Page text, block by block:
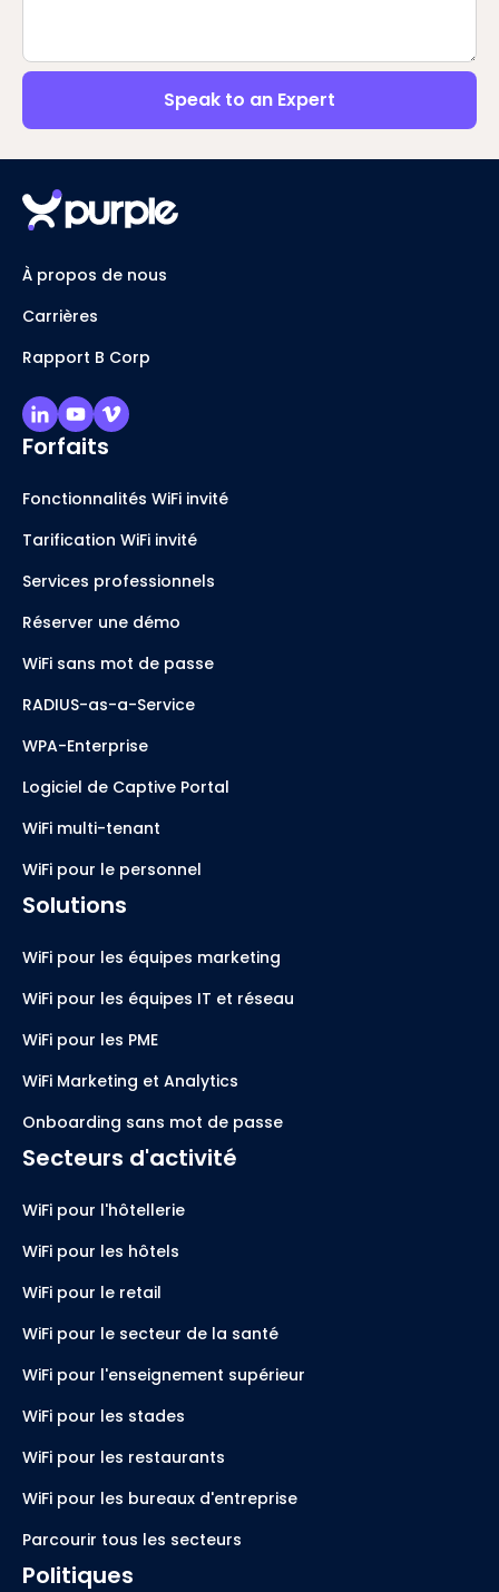
Speak to an Expert
À propos de nous
Carrières
Rapport B Corp
Forfaits
Fonctionnalités WiFi invité
Tarification WiFi invité
Services professionnels
Réserver une démo
WiFi sans mot de passe
RADIUS-as-a-Service
WPA-Enterprise
Logiciel de Captive Portal
WiFi multi-tenant
WiFi pour le personnel
Solutions
WiFi pour les équipes marketing
WiFi pour les équipes IT et réseau
WiFi pour les PME
WiFi Marketing et Analytics
Onboarding sans mot de passe
Secteurs d'activité
WiFi pour l'hôtellerie
WiFi pour les hôtels
WiFi pour le retail
WiFi pour le secteur de la santé
WiFi pour l'enseignement supérieur
WiFi pour les stades
WiFi pour les restaurants
WiFi pour les bureaux d'entreprise
Parcourir tous les secteurs
Politiques